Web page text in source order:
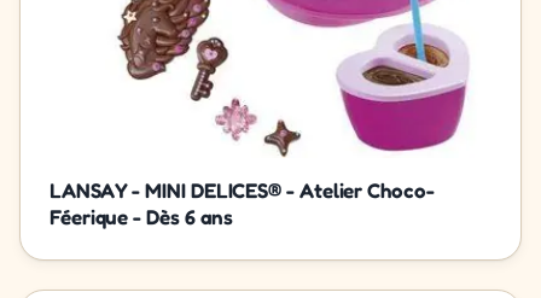
LANSAY - MINI DELICES® - Atelier Choco-
Féerique - Dès 6 ans